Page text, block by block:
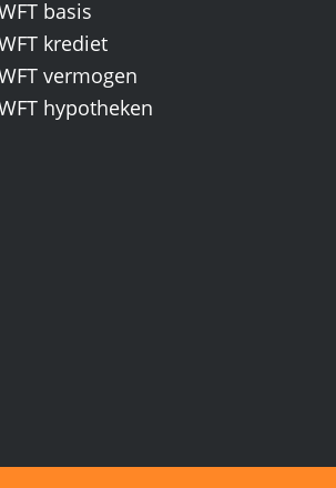
basis
krediet
vermogen
hypotheken